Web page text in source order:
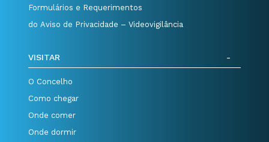
Formulários e Requerimentos
do Aviso de Privacidade – Videovigilância
VISITAR
O Concelho
Como chegar
Onde comer
Onde dormir